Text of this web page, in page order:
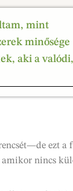
mint
minősége
aki a valódi,
ezt a
amikor nincs